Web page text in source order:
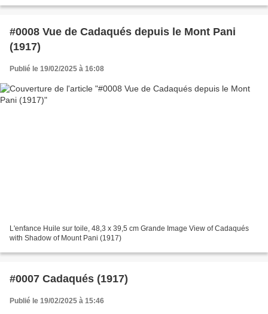
#0008 Vue de Cadaqués depuis le Mont Pani
(1917)
Publié le 19/02/2025 à 16:08
L'enfance Huile sur toile, 48,3 x 39,5 cm Grande Image View of Cadaqués
with Shadow of Mount Pani (1917)
#0007 Cadaqués (1917)
Publié le 19/02/2025 à 15:46